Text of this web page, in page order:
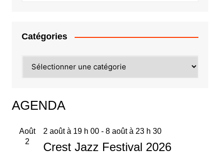
Catégories
AGENDA
Août
2
2 août à 19 h 00- 8 août à 23 h 30
Crest Jazz Festival 2026